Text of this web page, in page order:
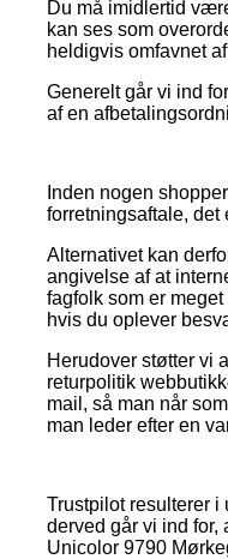
Du må imidlertid
kan ses som
heldigvis omfavnet
Generelt går vi ind
af en
Inden nogen
forretningsaftale, det
Alternativet kan
angivelse af at
fagfolk som er
hvis du oplever
Herudover støtter vi
returpolitik
mail, så man når
man leder efter en
Trustpilot resulterer
derved går vi ind for,
Unicolor 9790